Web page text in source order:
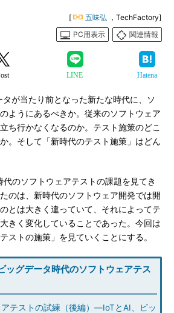
[ 五味弘 ，TechFactory]
PC用表示
関連情報
LINE Hatena
が当たり前となった新たな時代に、ソ
ようにあるべきか。従来のソフトウェア
ち行かなくなるのか。テスト施策のどこ
。そして「新時代のテスト施策」はどん
代のソフトウェアテストの課題を見てき
のは、新時代のソフトウェア開発では開
とは大きく違っていて、それによってテ
きく変化していることであった。今回は
ストの施策」を見ていくことにする。
ッグデータ時代のソフトウェアテス
アテストの試練（後編）―IoTとAI、ビッ